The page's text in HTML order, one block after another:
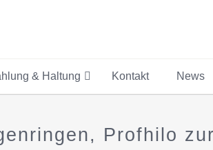
& Haltung Kontakt News
Profhilo